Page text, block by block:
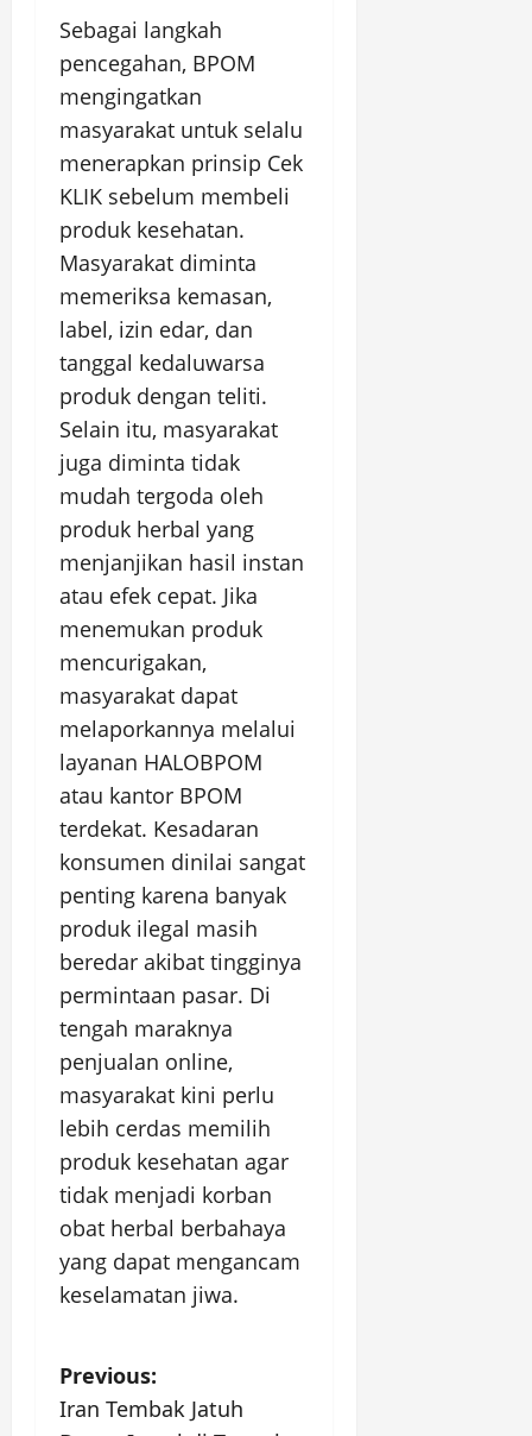
Sebagai langkah
pencegahan, BPOM
mengingatkan
masyarakat untuk selalu
menerapkan prinsip Cek
KLIK sebelum membeli
produk kesehatan.
Masyarakat diminta
memeriksa kemasan,
label, izin edar, dan
tanggal kedaluwarsa
produk dengan teliti.
Selain itu, masyarakat
juga diminta tidak
mudah tergoda oleh
produk herbal yang
menjanjikan hasil instan
atau efek cepat. Jika
menemukan produk
mencurigakan,
masyarakat dapat
melaporkannya melalui
layanan HALOBPOM
atau kantor BPOM
terdekat. Kesadaran
konsumen dinilai sangat
penting karena banyak
produk ilegal masih
beredar akibat tingginya
permintaan pasar. Di
tengah maraknya
penjualan online,
masyarakat kini perlu
lebih cerdas memilih
produk kesehatan agar
tidak menjadi korban
obat herbal berbahaya
yang dapat mengancam
keselamatan jiwa.
P
Previous:
Iran Tembak Jatuh